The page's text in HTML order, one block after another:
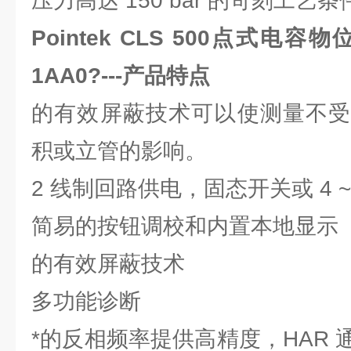
Pointek CLS 500点式电容物
1AA0?---产品特点
的有效屏蔽技术可以使测量不
积或立管的影响。
2 线制回路供电，固态开关或 4
简易的按钮调校和内置本地显示
的有效屏蔽技术
多功能诊断
*的反相频率提供高精度，HAR